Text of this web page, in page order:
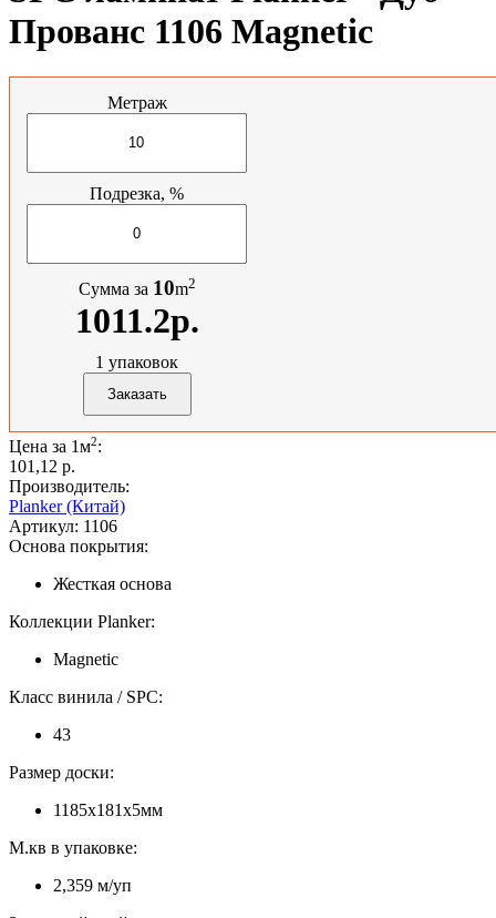
Прованс 1106 Magnetic
Метраж
Подрезка, %
Сумма за 10m2
1011.2р.
1 упаковок
Цена за 1м2:
101,12 p.
Производитель:
Planker (Китай)
Артикул: 1106
Основа покрытия:
Жесткая основа
Коллекции Planker:
Magnetic
Класс винила / SPC:
43
Размер доски:
1185х181х5мм
М.кв в упаковке:
2,359 м/уп